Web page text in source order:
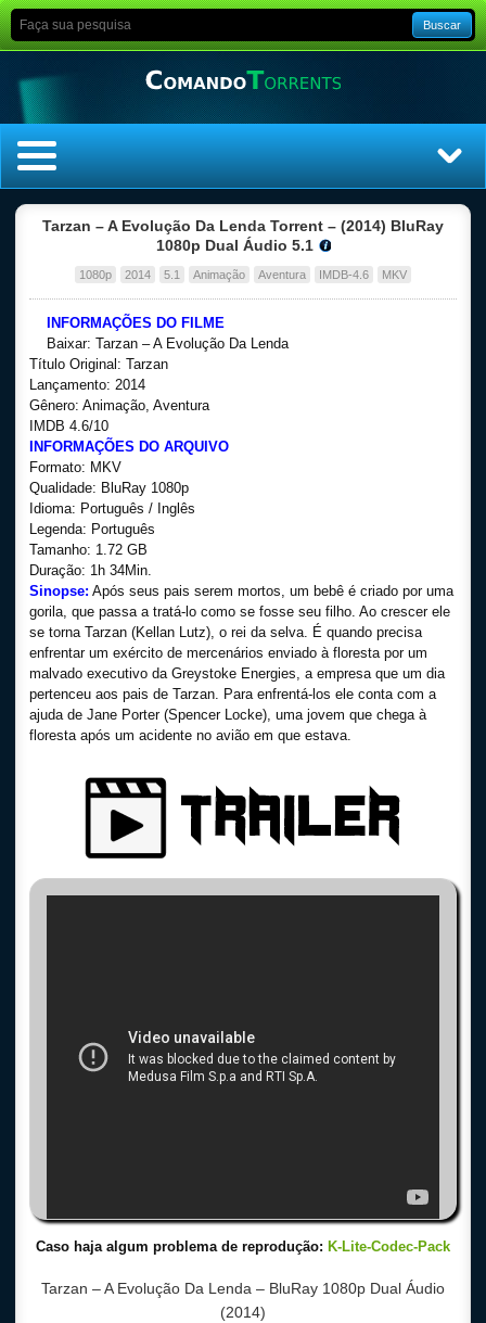
Buscar
Top Séries
Tarzan – A Evolução Da Lenda Torrent – (2014) BluRay
1080p Dual Áudio 5.1
1080p 2014 5.1 Animação Aventura IMDB-4.6 MKV
INFORMAÇÕES DO FILME
Baixar: Tarzan – A Evolução Da Lenda
Título Original: Tarzan
Lançamento: 2014
Gênero: Animação, Aventura
IMDB 4.6/10
INFORMAÇÕES DO ARQUIVO
Formato: MKV
Qualidade: BluRay 1080p
Idioma: Português / Inglês
Legenda: Português
Tamanho: 1.72 GB
Duração: 1h 34Min.
Sinopse: Após seus pais serem mortos, um bebê é criado por uma
gorila, que passa a tratá-lo como se fosse seu filho. Ao crescer ele
se torna Tarzan (Kellan Lutz), o rei da selva. É quando precisa
enfrentar um exército de mercenários enviado à floresta por um
malvado executivo da Greystoke Energies, a empresa que um dia
pertenceu aos pais de Tarzan. Para enfrentá-los ele conta com a
ajuda de Jane Porter (Spencer Locke), uma jovem que chega à
floresta após um acidente no avião em que estava.
Caso haja algum problema de reprodução: K-Lite-Codec-Pack
Tarzan – A Evolução Da Lenda – BluRay 1080p Dual Áudio
(2014)